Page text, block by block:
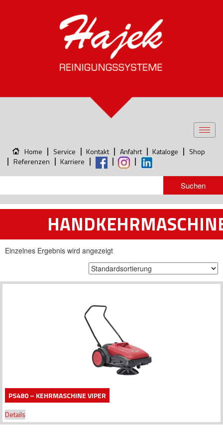
Home Service Kontakt Anfahrt Kataloge
Shop
Referenzen
Karriere
Einzelnes Ergebnis wird angezeigt
PS480 – KEHRMASCHINE VIPER
Details